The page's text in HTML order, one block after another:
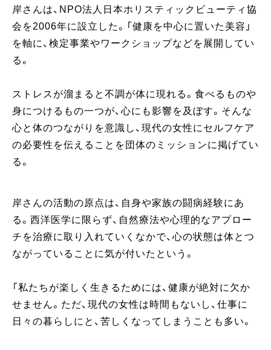
岸さんは、NPO法人日本ホリスティックビューティ協
会を2006年に設立した。「健康を中心に置いた美容」
を軸に、検定事業やワークショップなどを展開してい
る。
ストレスが溜まると不調が体に現れる。食べるものや
身につけるもの一つが、心にも影響を及ぼす。そんな
心と体のつながりを意識し、現代の女性にセルフケア
の必要性を伝えることを団体のミッションに掲げてい
る。
岸さんの活動の原点は、自身や家族の闘病経験にあ
る。西洋医学に限らず、自然療法や心理的なアプロー
チを治療に取り入れていくなかで、心の状態は体とつ
ながっていることに気が付いたという。
「私たちが楽しく生きるためには、健康が絶対に欠か
せません。ただ、現代の女性は時間もないし、仕事に
日々の暮らしにと、苦しくなってしまうことも多い。